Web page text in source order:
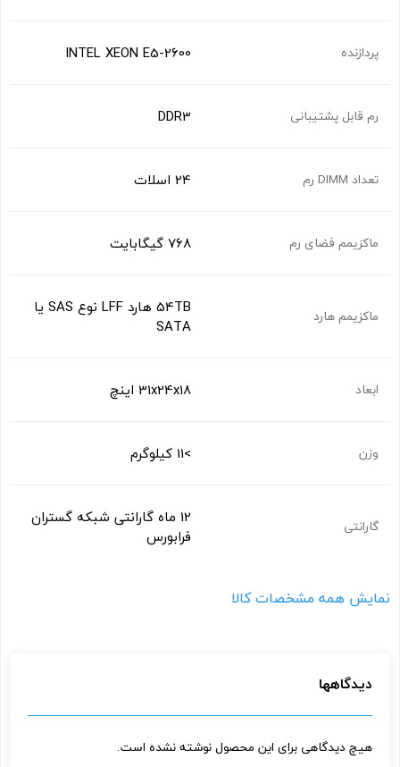
پردازنده INTEL XEON E5-2600
رم قابل پشتیبانی DDR3
تعداد DIMM رم 24 اسلات
ماکزیمم فضای رم 768 گیگابایت
ماکزیمم هارد
54TB هارد LFF نوع SAS یا
SATA
ابعاد 31x24x18 اینچ
وزن >11 کیلوگرم
گارانتی
12 ماه گارانتی شبکه گستران
فرابورس
نمایش همه مشخصات کالا
دیدگاهها
هیچ دیدگاهی برای این محصول نوشته نشده است.